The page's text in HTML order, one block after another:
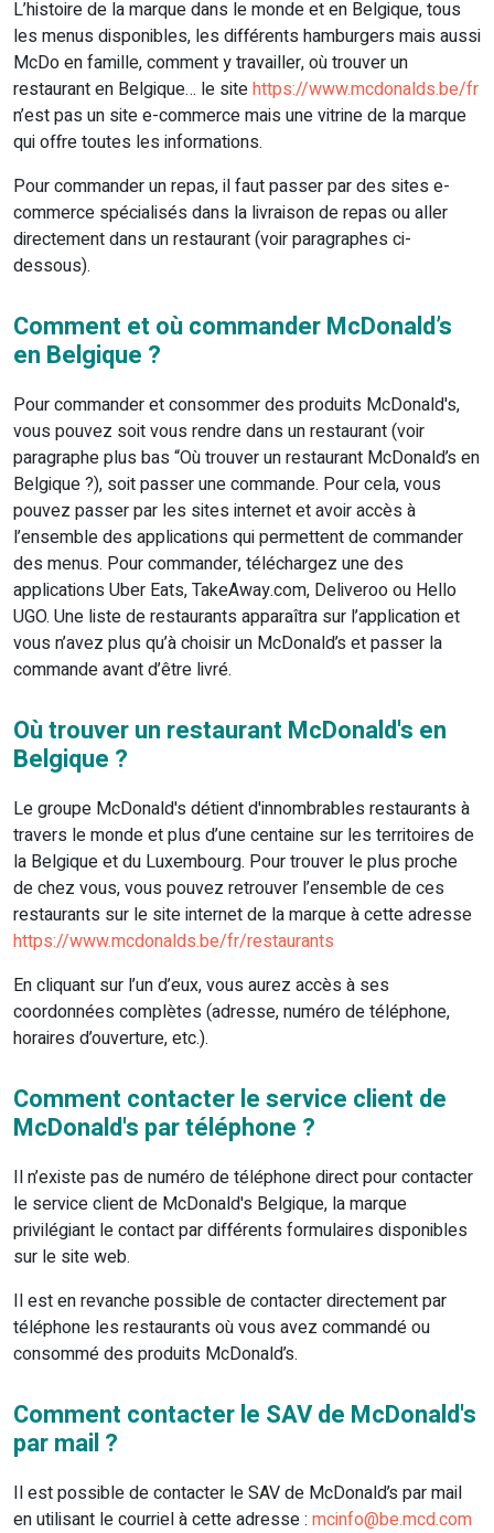
L’histoire de la marque dans le monde et en Belgique, tous
les menus disponibles, les différents hamburgers mais aussi
McDo en famille, comment y travailler, où trouver un
restaurant en Belgique… le sitehttps://www.mcdonalds.be/fr
n’est pas un site e-commerce mais une vitrine de la marque
qui offre toutes les informations.
Pour commander un repas, il faut passer par des sites e-
commerce spécialisés dans la livraison de repas ou aller
directement dans un restaurant (voir paragraphes ci-
dessous).
Comment et où commander McDonald’s
en Belgique ?
Pour commander et consommer des produits McDonald's,
vous pouvez soit vous rendre dans un restaurant (voir
paragraphe plus bas “Où trouver un restaurant McDonald’s en
Belgique ?), soit passer une commande. Pour cela, vous
pouvez passer par les sites internet et avoir accès à
l’ensemble des applications qui permettent de commander
des menus. Pour commander, téléchargez une des
applications Uber Eats, TakeAway.com, Deliveroo ou Hello
UGO. Une liste de restaurants apparaîtra sur l’application et
vous n’avez plus qu’à choisir un McDonald’s et passer la
commande avant d’être livré.
Où trouver un restaurant McDonald's en
Belgique ?
Le groupe McDonald's détient d'innombrables restaurants à
travers le monde et plus d’une centaine sur les territoires de
la Belgique et du Luxembourg. Pour trouver le plus proche
de chez vous, vous pouvez retrouver l’ensemble de ces
restaurants sur le site internet de la marque à cette adresse
https://www.mcdonalds.be/fr/restaurants
En cliquant sur l’un d’eux, vous aurez accès à ses
coordonnées complètes (adresse, numéro de téléphone,
horaires d’ouverture, etc.).
Comment contacter le service client de
McDonald's par téléphone ?
Il n’existe pas de numéro de téléphone direct pour contacter
le service client de McDonald's Belgique, la marque
privilégiant le contact par différents formulaires disponibles
sur le site web.
Il est en revanche possible de contacter directement par
téléphone les restaurants où vous avez commandé ou
consommé des produits McDonald’s.
Comment contacter le SAV de McDonald's
par mail ?
Il est possible de contacter le SAV de McDonald’s par mail
en utilisant le courriel à cette adresse : mcinfo@be.mcd.com